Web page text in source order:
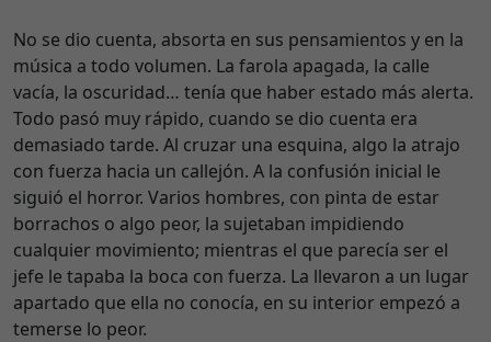
No se dio cuenta, absorta en sus pensamientos y en la
música a todo volumen. La farola apagada, la calle
vacía, la oscuridad… tenía que haber estado más alerta.
Todo pasó muy rápido, cuando se dio cuenta era
demasiado tarde. Al cruzar una esquina, algo la atrajo
con fuerza hacia un callejón. A la confusión inicial le
siguió el horror. Varios hombres, con pinta de estar
borrachos o algo peor, la sujetaban impidiendo
cualquier movimiento; mientras el que parecía ser el
jefe le tapaba la boca con fuerza. La llevaron a un lugar
apartado que ella no conocía, en su interior empezó a
temerse lo peor.